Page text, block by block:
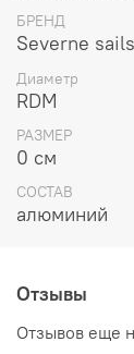
БРЕНД
Severne sails
Диаметр
RDM
РАЗМЕР
0 см
СОСТАВ
алюминий
Отзывы
Отзывов еще